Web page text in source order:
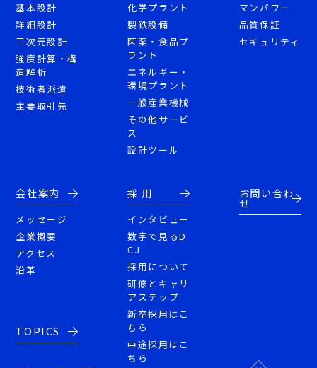
基本設計
詳細設計
三次元設計
強度計算・構
造解析
技術者派遣
主要取引先
化学プラント
製鉄設備
医薬・食品プ
ラント
エネルギー・
環境プラント
一般産業機械
その他サービ
ス
設計ツール
マンパワー
品質保証
セキュリティ
会社案内
メッセージ
企業概要
アクセス
沿革
TOPICS
採 用
インタビュー
数字で見るD
CJ
採用について
研修とキャリ
アステップ
新卒採用はこ
ちら
中途採用はこ
ちら
お問い合わ
せ